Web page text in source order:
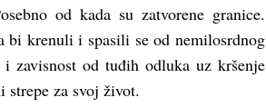
od kada su zatvorene granice.
bi krenuli i spasili se od nemilosrdnog
zavisnost od tuđih odluka uz kršenje
za svoj život.